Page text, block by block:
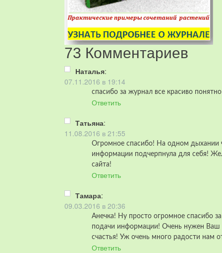
73 Комментариев
Наталья:
07.11.2016 в 19:14
спасибо за журнал все красиво
Ответить
Татьяна:
11.08.2016 в 21:55
Огромное спасибо! На одном дыхании
информации подчерпнула для себя!
сайта!
Ответить
Тамара:
09.03.2016 в 20:36
Анечка! Ну просто огромное спасибо
подачи информации! Очень нужен
счастья! Уж очень много радости нам
Ответить